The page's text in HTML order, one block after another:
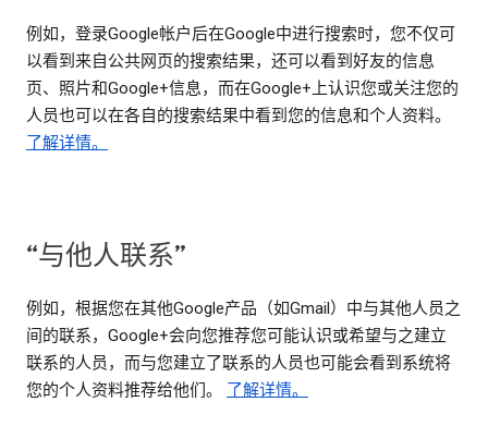
例如，登录Google帐户后在Google中进行搜索时，您不仅可
以看到来自公共网页的搜索结果，还可以看到好友的信息
页、照片和Google+信息，而在Google+上认识您或关注您的
人员也可以在各自的搜索结果中看到您的信息和个人资料。
了解详情。
“与他人联系”
例如，根据您在其他Google产品（如Gmail）中与其他人员之
间的联系，Google+会向您推荐您可能认识或希望与之建立
联系的人员，而与您建立了联系的人员也可能会看到系统将
您的个人资料推荐给他们。 了解详情。